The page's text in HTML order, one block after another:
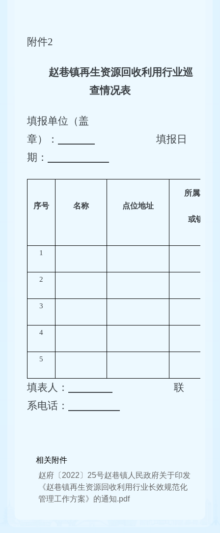
附件2
赵巷镇再生资源回收利用行业巡
查情况表
填报单位（盖
章）：
填报日
期：
序号 名称 点位地址
所属村居
或镇级
1
2
3
4
5
填表人：
联
系电话：
相关附件
赵府〔2022〕25号赵巷镇人民政府关于印发
《赵巷镇再生资源回收利用行业长效规范化
管理工作方案》的通知.pdf